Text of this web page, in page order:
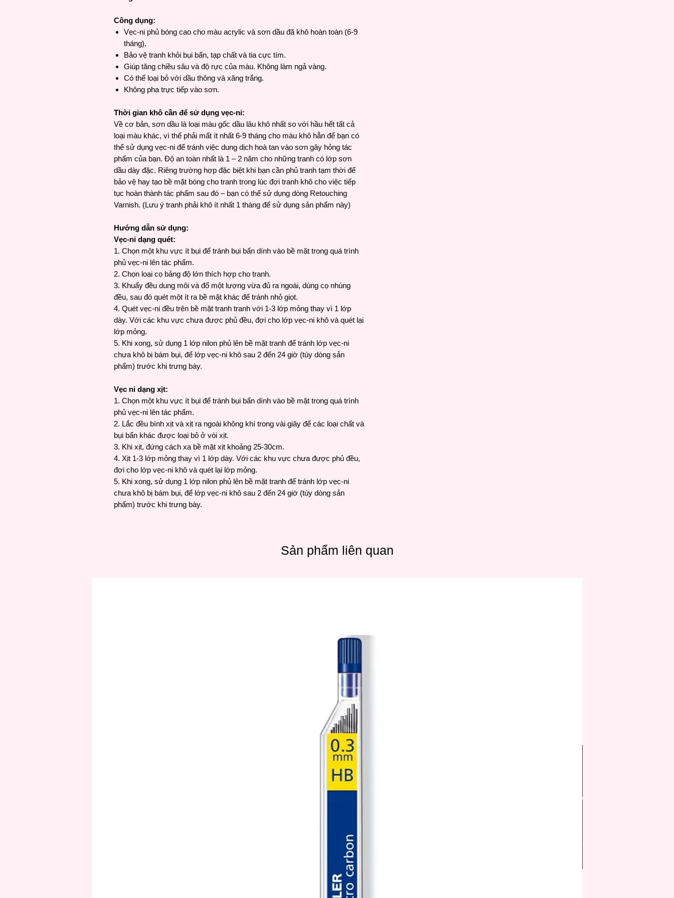
Công dụng:
Vẹc-ni phủ bóng cao cho màu acrylic và sơn dầu đã khô hoàn toàn (6-9
tháng).
Bảo vệ tranh khỏi bụi bẩn, tạp chất và tia cực tím.
Giúp tăng chiều sâu và độ rực của màu. Không làm ngả vàng.
Có thể loại bỏ với dầu thông và xăng trắng.
Không pha trực tiếp vào sơn.
Thời gian khô cần để sử dụng vẹc-ni:
Về cơ bản, sơn dầu là loại màu gốc dầu lâu khô nhất so với hầu hết tất cả
loại màu khác, vì thế phải mất ít nhất 6-9 tháng cho màu khô hẳn để bạn có
thể sử dụng vẹc-ni để tránh việc dung dịch hoà tan vào sơn gây hỏng tác
phẩm của bạn. Độ an toàn nhất là 1 – 2 năm cho những tranh có lớp sơn
dầu dày đặc. Riêng trường hợp đặc biệt khi bạn cần phủ tranh tạm thời để
bảo vệ hay tạo bề mặt bóng cho tranh trong lúc đợi tranh khô cho việc tiếp
tục hoàn thành tác phẩm sau đó – bạn có thể sử dụng dòng Retouching
Varnish. (Lưu ý tranh phải khô ít nhất 1 tháng để sử dụng sản phẩm này)
Hướng dẫn sử dụng:
Vẹc-ni dạng quét:
1. Chọn một khu vực ít bụi để tránh bụi bẩn dính vào bề mặt trong quá trình
phủ vẹc-ni lên tác phẩm.
2. Chọn loại cọ bảng độ lớn thích hợp cho tranh.
3. Khuấy đều dung môi và đổ một lượng vừa đủ ra ngoài, dùng cọ nhúng
đều, sau đó quét một ít ra bề mặt khác để tránh nhỏ giọt.
4. Quét vẹc-ni đều trên bề mặt tranh tranh với 1-3 lớp mỏng thay vì 1 lớp
dày. Với các khu vực chưa được phủ đều, đợi cho lớp vẹc-ni khô và quét lại
lớp mỏng.
5. Khi xong, sử dụng 1 lớp nilon phủ lên bề mặt tranh để tránh lớp vẹc-ni
chưa khô bị bám bụi, để lớp vẹc-ni khô sau 2 đến 24 giờ (tùy dòng sản
phẩm) trước khi trưng bày.
Vẹc ni dạng xịt:
1. Chọn một khu vực ít bụi để tránh bụi bẩn dính vào bề mặt trong quá trình
phủ vẹc-ni lên tác phẩm.
2. Lắc đều bình xịt và xịt ra ngoài không khí trong vài giây để các loại chất và
bụi bẩn khác được loại bỏ ở vòi xịt.
3. Khi xịt, đứng cách xa bề mặt xịt khoảng 25-30cm.
4. Xịt 1-3 lớp mỏng thay vì 1 lớp dày. Với các khu vực chưa được phủ đều,
đợi cho lớp vẹc-ni khô và quét lại lớp mỏng.
5. Khi xong, sử dụng 1 lớp nilon phủ lên bề mặt tranh để tránh lớp vẹc-ni
chưa khô bị bám bụi, để lớp vẹc-ni khô sau 2 đến 24 giờ (tùy dòng sản
phẩm) trước khi trưng bày.
Sản phẩm liên quan